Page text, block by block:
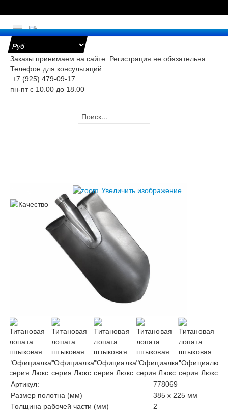
Заказы принимаем на сайте. Регистрация не обязательна.
Телефон для консультаций:
+7 (925) 479-09-17
пн-пт с 10.00 до 18.00
Увеличить изображение
Артикул:
778069
Размер полотна (мм)
385 х 225 мм
Толщина рабочей части (мм)
2